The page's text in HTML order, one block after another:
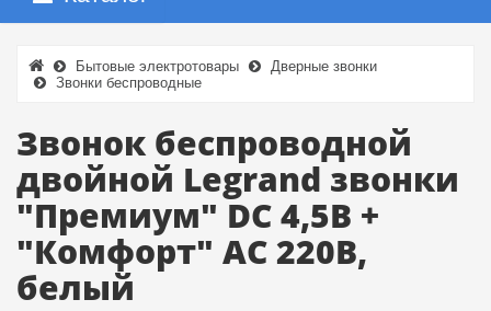
Бытовые электротовары
Дверные звонки
Звонки беспроводные
Звонок беспроводной
двойной Legrand звонки
"Премиум" DC 4,5В +
"Комфорт" AC 220В,
белый